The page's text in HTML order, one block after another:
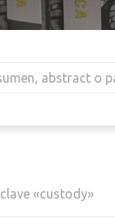
«custody»